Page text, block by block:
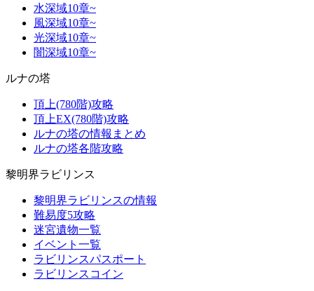
水深域10章~
風深域10章~
光深域10章~
闇深域10章~
ルナの塔
頂上(780階)攻略
頂上EX(780階)攻略
ルナの塔の情報まとめ
ルナの塔各階攻略
黎明界ラビリンス
黎明界ラビリンスの情報
難易度5攻略
迷宮遺物一覧
イベント一覧
ラビリンスパスポート
ラビリンスコイン